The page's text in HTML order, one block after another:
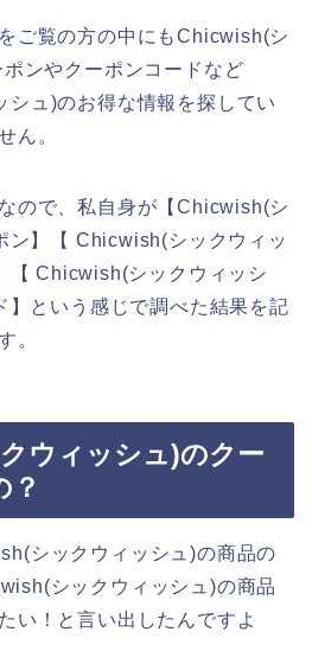
ご覧の方の中にもChicwish(シ
ンやクーポンコードなど
ュ)のお得な情報を探してい
ん。
ので、私自身が【Chicwish(シ
ン】【 Chicwish(シックウィッ
【 Chicwish(シックウィッシ
】という感じで調べた結果を記
。
ウィッシュ)のクー
？
シックウィッシュ)の商品の
シックウィッシュ)の商品
い！と言い出したんですよ